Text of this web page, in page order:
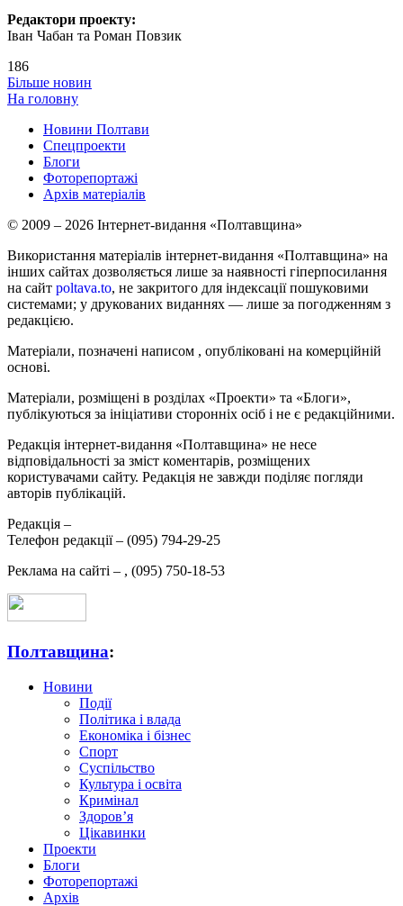
Редактори проекту:
Іван Чабан та Роман Повзик
186
Більше новин
На головну
Новини Полтави
Спецпроекти
Блоги
Фоторепортажі
Архів матеріалів
© 2009 – 2026 Інтернет-видання «Полтавщина»
Використання матеріалів інтернет-видання «Полтавщина» на
інших сайтах дозволяється лише за наявності гіперпосилання
на сайт poltava.to, не закритого для індексації пошуковими
системами; у друкованих виданнях — лише за погодженням з
редакцією.
Матеріали, позначені написом , опубліковані на комерційній
основі.
Матеріали, розміщені в розділах «Проекти» та «Блоги»,
публікуються за ініціативи сторонніх осіб і не є редакційними.
Редакція інтернет-видання «Полтавщина» не несе
відповідальності за зміст коментарів, розміщених
користувачами сайту. Редакція не завжди поділяє погляди
авторів публікацій.
Редакція –
Телефон редакції – (095) 794-29-25
Реклама на сайті – , (095) 750-18-53
Полтавщина:
Новини
Події
Політика і влада
Економіка і бізнес
Спорт
Суспільство
Культура і освіта
Кримінал
Здоров’я
Цікавинки
Проекти
Блоги
Фоторепортажі
Архів